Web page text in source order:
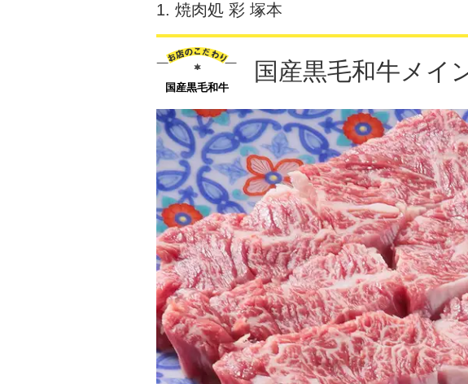
1. 焼肉処 彩 塚本
国産黒毛和牛
国産黒毛和牛メイ